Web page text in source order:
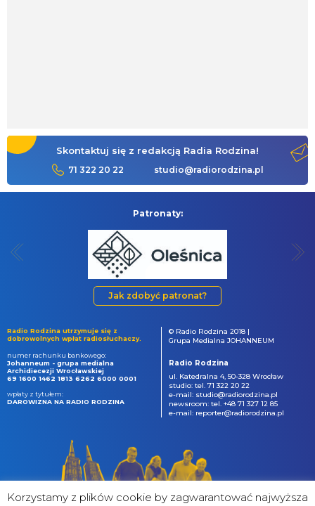
Skontaktuj się z redakcją Radia Rodzina!
71 322 20 22 studio@radiorodzina.pl
Patronaty:
Jak zdobyć patronat?
Radio Rodzina utrzymuje się z
dobrowolnych wpłat radiosłuchaczy.
numer rachunku bankowego:
Johanneum - grupa medialna
Archidiecezji Wrocławskiej
69 1600 1462 1813 6262 6000 0001
wpłaty z tytułem:
DAROWIZNA NA RADIO RODZINA
© Radio Rodzina 2018 |
Grupa Medialna JOHANNEUM
Radio Rodzina
ul. Katedralna 4, 50-328 Wrocław
studio: tel. 71 322 20 22
e-mail: studio@radiorodzina.pl
newsroom: tel. +48 71 327 12 85
e-mail: reporter@radiorodzina.pl
Korzystamy z plików cookie by zagwarantować najwyższa